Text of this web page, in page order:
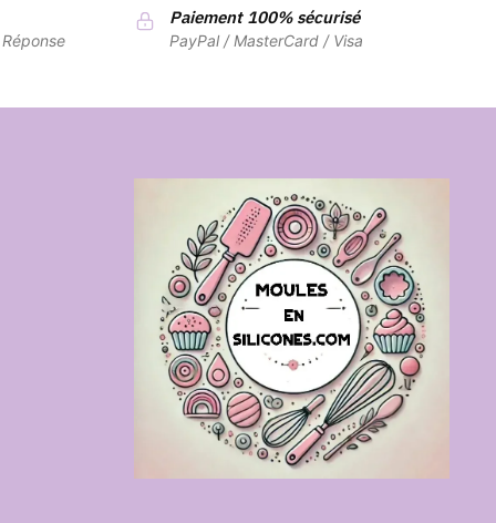
Paiement 100% sécurisé
PayPal / MasterCard / Visa